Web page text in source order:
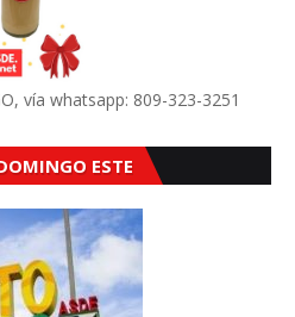
vía whatsapp: 809-323-3251
ESTE